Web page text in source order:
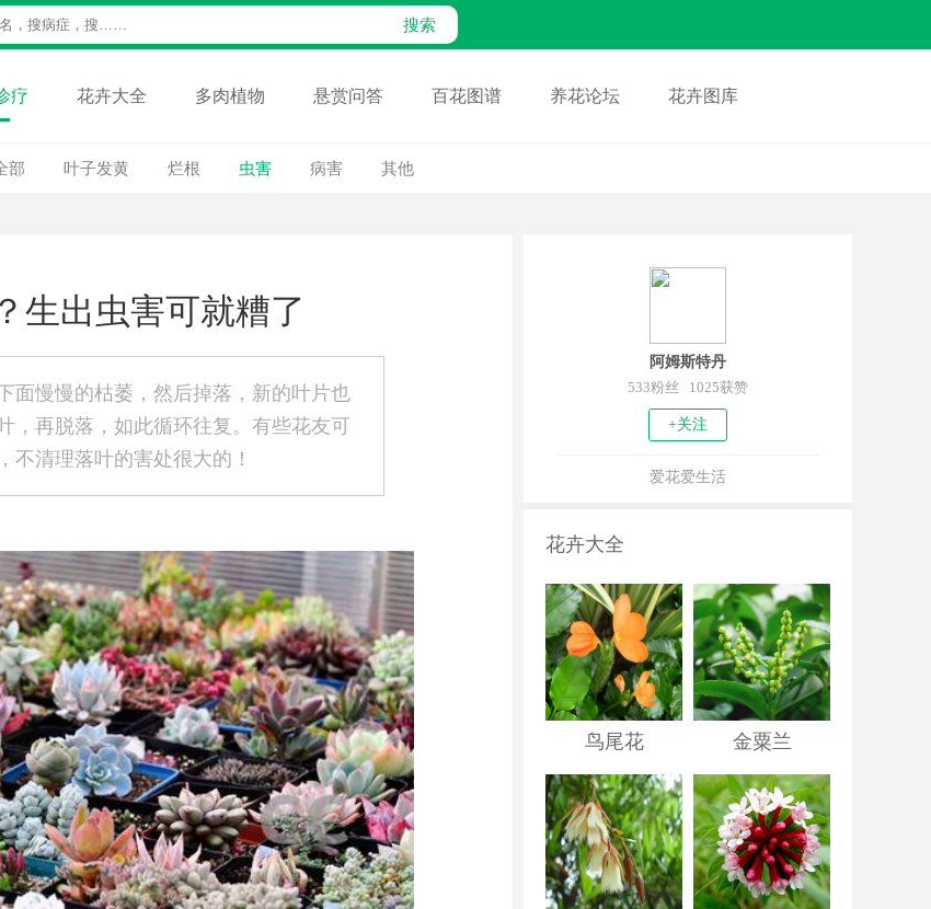
疗 花卉大全 多肉植物 悬赏问答 百花图谱 养花论坛 花卉图库
部 叶子发黄 烂根 虫害 病害 其他
生出虫害可就糟了
面慢慢的枯萎，然后掉落，新的叶片也
，再脱落，如此循环往复。有些花友可
不清理落叶的害处很大的！
阿姆斯特丹
533粉丝 1025获赞
+关注
爱花爱生活
花卉大全
鸟尾花 金粟兰